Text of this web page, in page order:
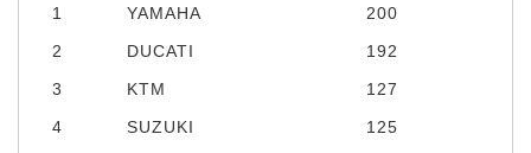
1 YAMAHA
200
2
DUCATI
192
3
KTM
127
4
SUZUKI
125